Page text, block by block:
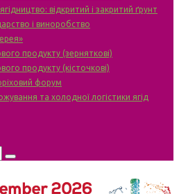
відкритий і закритий ґрунт
і виноробство
продукту (зерняткові)
продукту (кісточкові)
форум
та холодної логістики ягід